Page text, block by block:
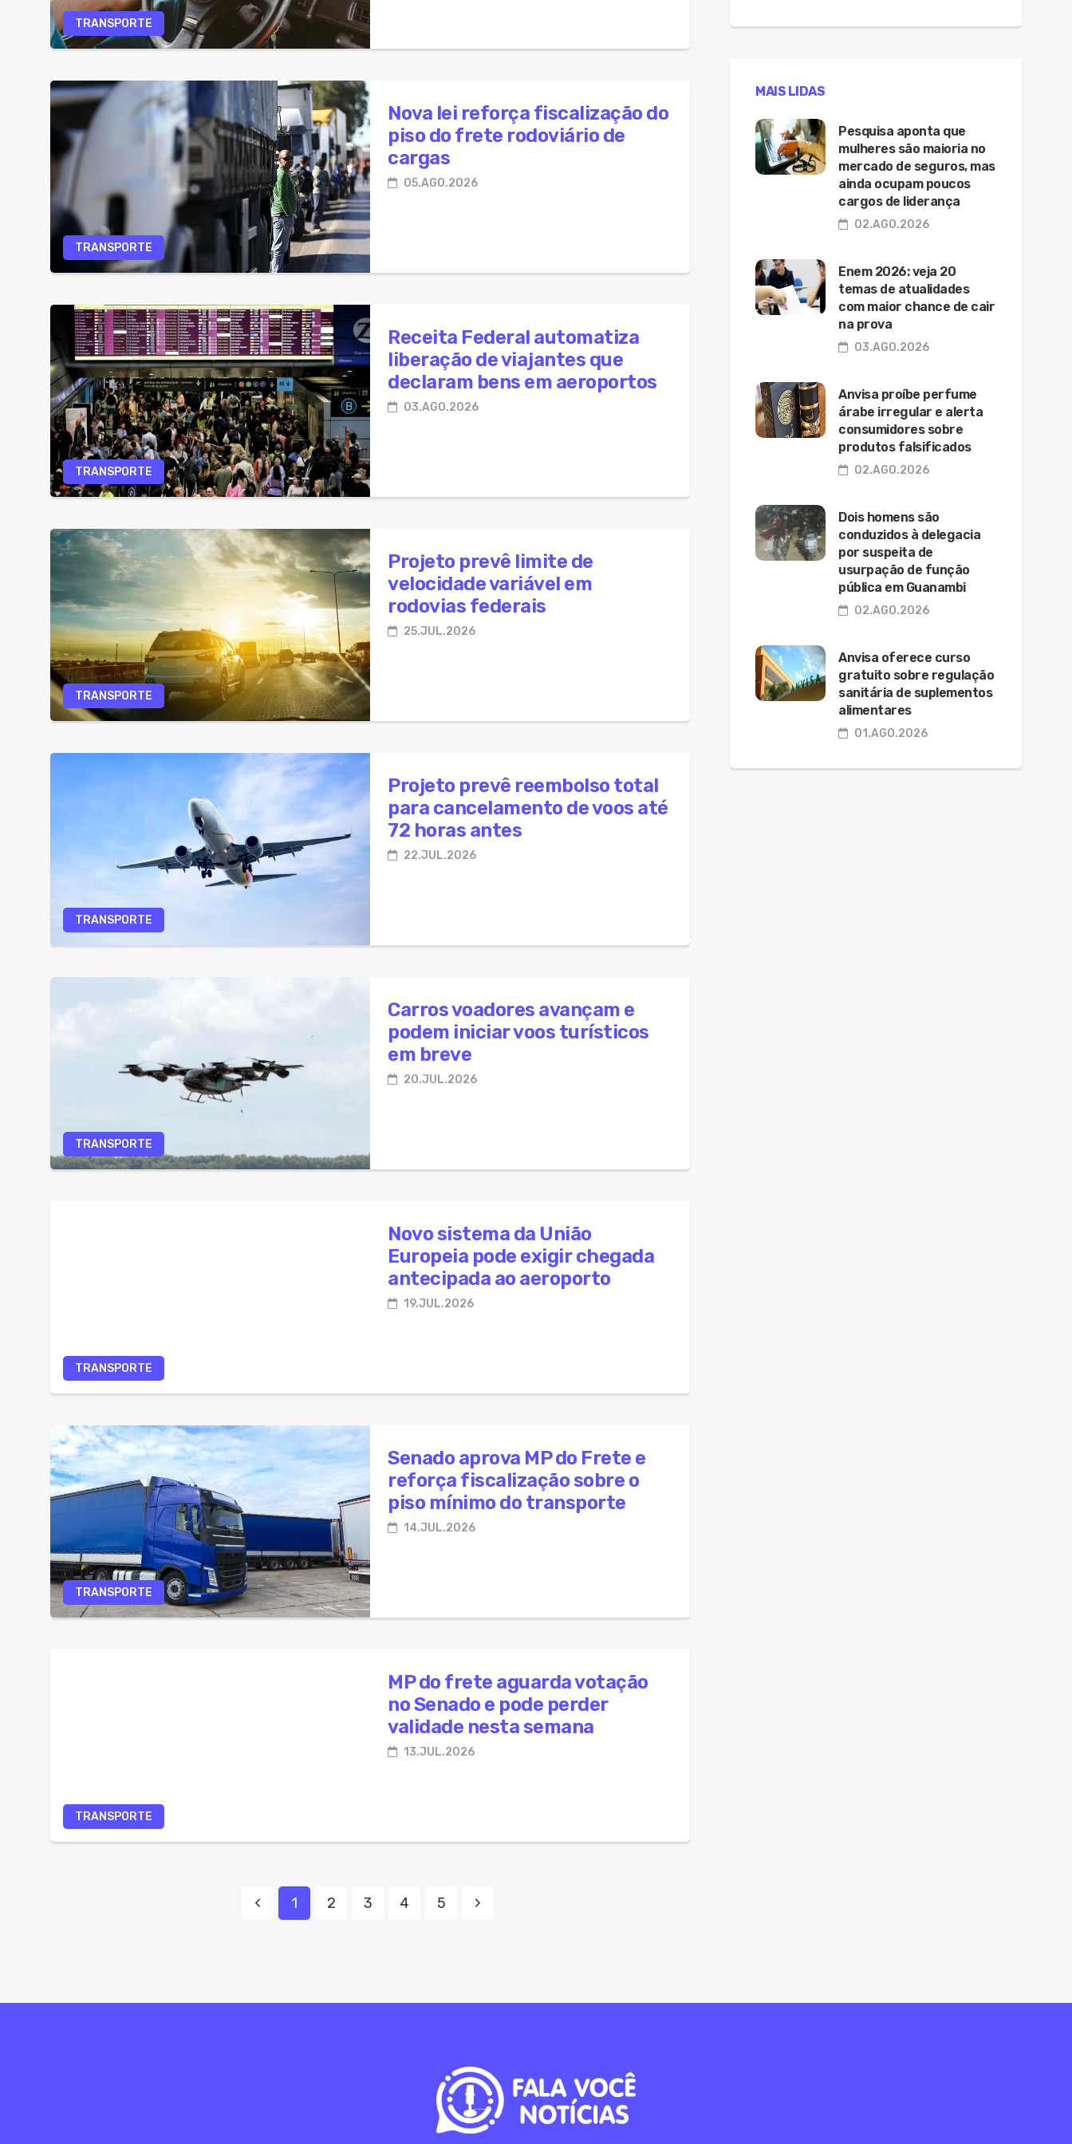
TRANSPORTE
TRANSPORTE
Nova lei reforça fiscalização do
piso do frete rodoviário de
cargas
05.AGO.2026
TRANSPORTE
Receita Federal automatiza
liberação de viajantes que
declaram bens em aeroportos
03.AGO.2026
TRANSPORTE
Projeto prevê limite de
velocidade variável em
rodovias federais
25.JUL.2026
TRANSPORTE
Projeto prevê reembolso total
para cancelamento de voos até
72 horas antes
22.JUL.2026
TRANSPORTE
Carros voadores avançam e
podem iniciar voos turísticos
em breve
20.JUL.2026
TRANSPORTE
Novo sistema da União
Europeia pode exigir chegada
antecipada ao aeroporto
19.JUL.2026
TRANSPORTE
Senado aprova MP do Frete e
reforça fiscalização sobre o
piso mínimo do transporte
14.JUL.2026
TRANSPORTE
MP do frete aguarda votação
no Senado e pode perder
validade nesta semana
13.JUL.2026
1 2 3 4 5
MAIS LIDAS
Pesquisa aponta que
mulheres são maioria no
mercado de seguros, mas
ainda ocupam poucos
cargos de liderança
02.AGO.2026
Enem 2026: veja 20
temas de atualidades
com maior chance de cair
na prova
03.AGO.2026
Anvisa proíbe perfume
árabe irregular e alerta
consumidores sobre
produtos falsificados
02.AGO.2026
Dois homens são
conduzidos à delegacia
por suspeita de
usurpação de função
pública em Guanambi
02.AGO.2026
Anvisa oferece curso
gratuito sobre regulação
sanitária de suplementos
alimentares
01.AGO.2026